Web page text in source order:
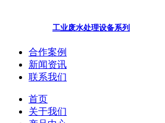
工业废水处理设备系列
合作案例
新闻资讯
联系我们
首页
关于我们